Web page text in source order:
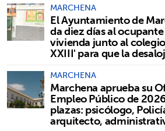
MARCHENA
El Ayuntamiento de
da diez días al
vivienda junto al
XXIII' para que la
MARCHENA
Marchena aprueba su
Empleo Público de
plazas: psicólogo,
arquitecto,